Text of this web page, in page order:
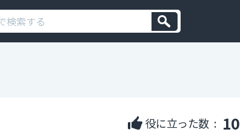
役に立った数 : 10